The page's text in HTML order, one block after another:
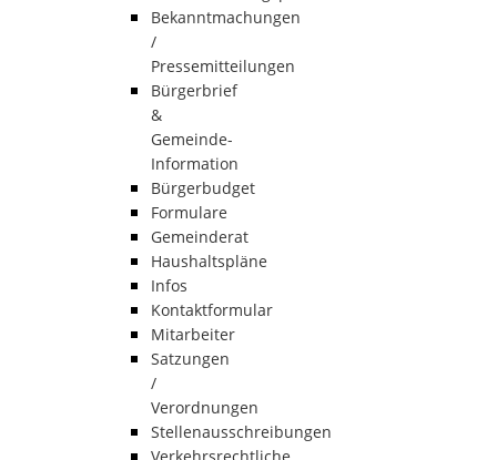
Bekanntmachungen
/
Pressemitteilungen
Bürgerbrief
&
Gemeinde-
Information
Bürgerbudget
Formulare
Gemeinderat
Haushaltspläne
Infos
Kontaktformular
Mitarbeiter
Satzungen
/
Verordnungen
Stellenausschreibungen
Verkehrsrechtliche